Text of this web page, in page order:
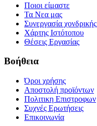
Ποιοι είμαστε
Τα Νεα μας
Συνεργασία χονδρικής
Χάρτης Ιστότοπου
Θέσεις Εργασίας
Βοήθεια
Όροι χρήσης
Αποστολή προϊόντων
Πολιτικη Επιστροφων
Συχνές Ερωτήσεις
Επικοινωνία